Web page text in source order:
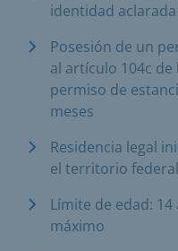
identidad aclarada
Posesión de un
al artículo 104c
permiso de
meses
Residencia legal
el territorio federal
Límite de edad:
máximo